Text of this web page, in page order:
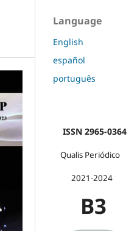
Language
English
español
português
ISSN 2965-0364
Qualis Periódico
2021-2024
B3